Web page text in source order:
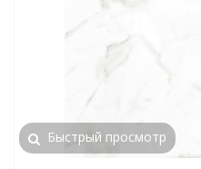
Быстрый просмотр